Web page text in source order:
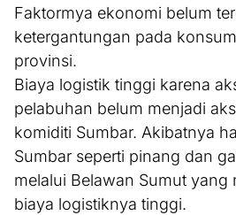
Faktormya ekonomi belum
ketergantungan pada
provinsi.
Biaya logistik tinggi karena
pelabuhan belum menjadi
komiditi Sumbar. Akibatnya
Sumbar seperti pinang dan
melalui Belawan Sumut yang
biaya logistiknya tinggi.